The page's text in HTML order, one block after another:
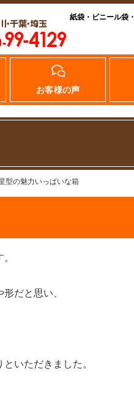
紙袋・ビニール袋
お客様の声
型の魅力いっぱいな箱
だと思い、
いただきました。